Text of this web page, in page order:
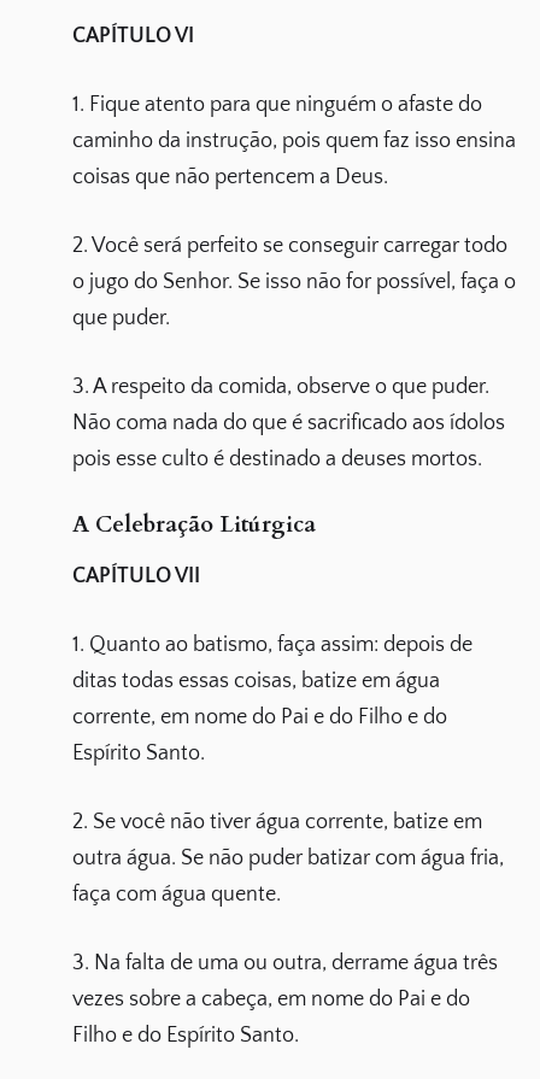
CAPÍTULO VI
1. Fique atento para que ninguém o afaste do
caminho da instrução, pois quem faz isso ensina
coisas que não pertencem a Deus.
2. Você será perfeito se conseguir carregar todo
o jugo do Senhor. Se isso não for possível, faça o
que puder.
3. A respeito da comida, observe o que puder.
Não coma nada do que é sacrificado aos ídolos
pois esse culto é destinado a deuses mortos.
A Celebração Litúrgica
CAPÍTULO VII
1. Quanto ao batismo, faça assim: depois de
ditas todas essas coisas, batize em água
corrente, em nome do Pai e do Filho e do
Espírito Santo.
2. Se você não tiver água corrente, batize em
outra água. Se não puder batizar com água fria,
faça com água quente.
3. Na falta de uma ou outra, derrame água três
vezes sobre a cabeça, em nome do Pai e do
Filho e do Espírito Santo.